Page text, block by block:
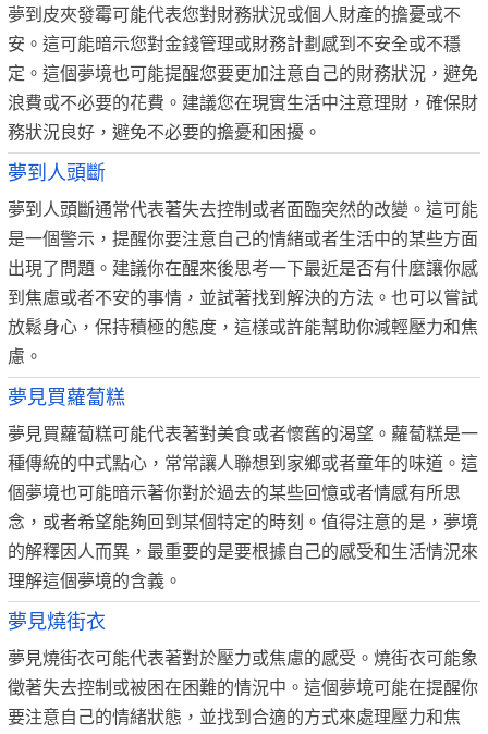
夢到皮夾發霉可能代表您對財務狀況或個人財產的擔憂或不
安。這可能暗示您對金錢管理或財務計劃感到不安全或不穩
定。這個夢境也可能提醒您要更加注意自己的財務狀況，避免
浪費或不必要的花費。建議您在現實生活中注意理財，確保財
務狀況良好，避免不必要的擔憂和困擾。
夢到人頭斷
夢到人頭斷通常代表著失去控制或者面臨突然的改變。這可能
是一個警示，提醒你要注意自己的情緒或者生活中的某些方面
出現了問題。建議你在醒來後思考一下最近是否有什麼讓你感
到焦慮或者不安的事情，並試著找到解決的方法。也可以嘗試
放鬆身心，保持積極的態度，這樣或許能幫助你減輕壓力和焦
慮。
夢見買蘿蔔糕
夢見買蘿蔔糕可能代表著對美食或者懷舊的渴望。蘿蔔糕是一
種傳統的中式點心，常常讓人聯想到家鄉或者童年的味道。這
個夢境也可能暗示著你對於過去的某些回憶或者情感有所思
念，或者希望能夠回到某個特定的時刻。值得注意的是，夢境
的解釋因人而異，最重要的是要根據自己的感受和生活情況來
理解這個夢境的含義。
夢見燒街衣
夢見燒街衣可能代表著對於壓力或焦慮的感受。燒街衣可能象
徵著失去控制或被困在困難的情況中。這個夢境可能在提醒你
要注意自己的情緒狀態，並找到合適的方式來處理壓力和焦